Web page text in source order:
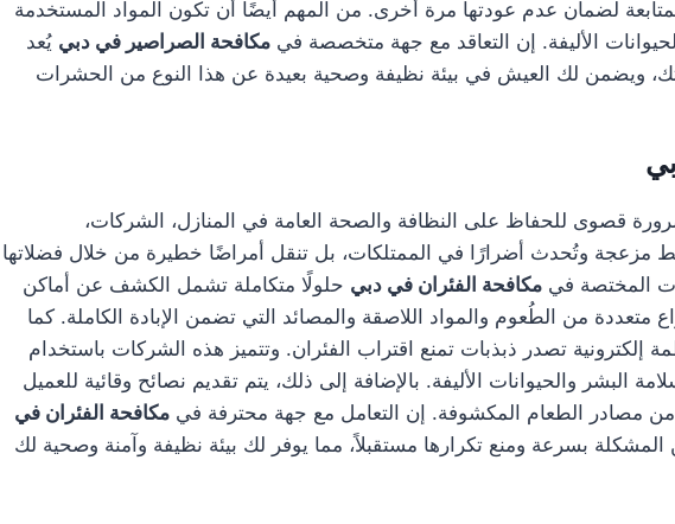
لضمان عدم عودتها مرة أخرى. من المهم أيضًا أن تكون المواد المستخدمة
الأليفة. إن التعاقد مع جهة متخصصة فيمكافحة الصراصير في دبي يُعد
ويضمن لك العيش في بيئة نظيفة وصحية بعيدة عن هذا النوع من الحشرات
قصوى للحفاظ على النظافة والصحة العامة في المنازل، الشركات،
مزعجة وتُحدث أضرارًا في الممتلكات، بل تنقل أمراضًا خطيرة من خلال فضلاتها
المختصة فيمكافحة الفئران في دبي حلولًا متكاملة تشمل الكشف عن أماكن
متعددة من الطُعوم والمواد اللاصقة والمصائد التي تضمن الإبادة الكاملة. كما
تصدر ذبذبات تمنع اقتراب الفئران. وتتميز هذه الشركات باستخدام
البشر والحيوانات الأليفة. بالإضافة إلى ذلك، يتم تقديم نصائح وقائية للعميل
من مصادر الطعام المكشوفة. إن التعامل مع جهة محترفة فيمكافحة الفئران في
بسرعة ومنع تكرارها مستقبلاً، مما يوفر لك بيئة نظيفة وآمنة وصحية لك